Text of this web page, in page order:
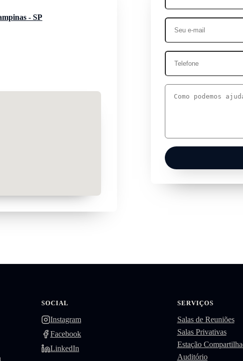
- SP
SOCIAL
Instagram
Facebook
LinkedIn
SERVIÇOS
Salas de Reuniões
Salas Privativas
Estação
Auditório